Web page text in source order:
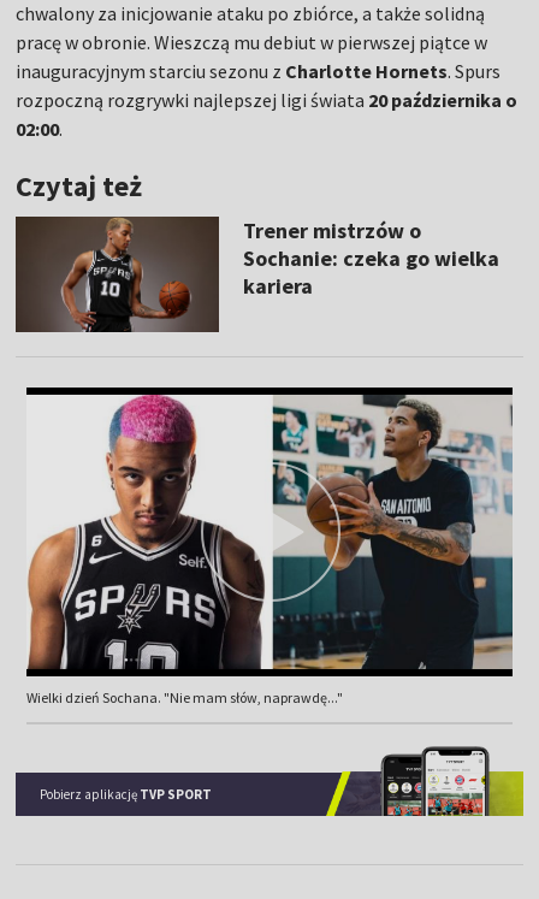
chwalony za inicjowanie ataku po zbiórce, a także solidną
pracę w obronie. Wieszczą mu debiut w pierwszej piątce w
inauguracyjnym starciu sezonu z Charlotte Hornets. Spurs
rozpoczną rozgrywki najlepszej ligi świata 20 października o
02:00.
Czytaj też
Trener mistrzów o
Sochanie: czeka go wielka
kariera
Wielki dzień Sochana. "Nie mam słów, naprawdę..."
Pobierz aplikację TVP SPORT